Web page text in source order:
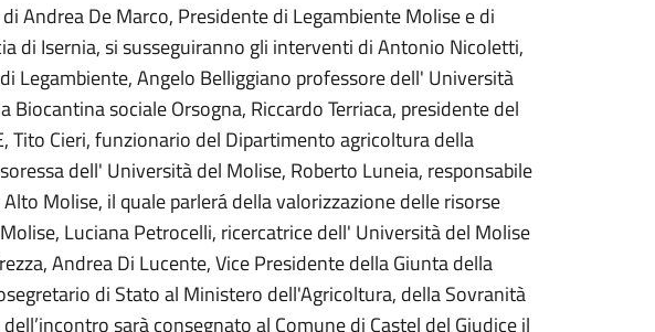
Andrea De Marco, Presidente di Legambiente Molise e di
di Isernia, si susseguiranno gli interventi di Antonio Nicoletti,
Legambiente, Angelo Belliggiano professore dell' Università
sociale Orsogna, Riccardo Terriaca, presidente del
Tito Cieri, funzionario del Dipartimento agricoltura della
dell' Università del Molise, Roberto Luneia, responsabile
Molise, il quale parlerá della valorizzazione delle risorse
Luciana Petrocelli, ricercatrice dell' Università del Molise
Andrea Di Lucente, Vice Presidente della Giunta della
di Stato al Ministero dell'Agricoltura, della Sovranità
sarà consegnato al Comune di Castel del Giudice il